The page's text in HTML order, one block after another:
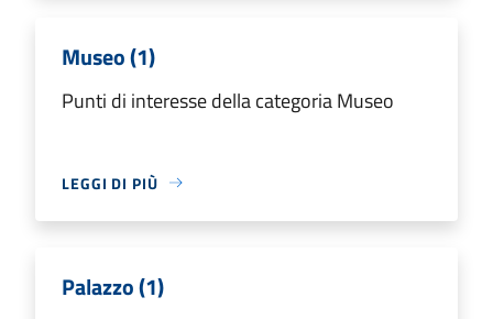
Museo (1)
Punti di interesse della categoria Museo
LEGGI DI PIÙ
Palazzo (1)